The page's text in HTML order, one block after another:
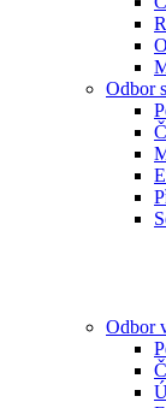
Odbor
Odbor